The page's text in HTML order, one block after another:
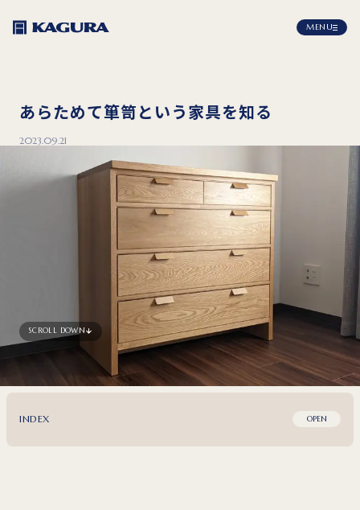
MENU
あらためて箪笥という家具を知る
2023.09.21
SCROLL DOWN
INDEX OPEN